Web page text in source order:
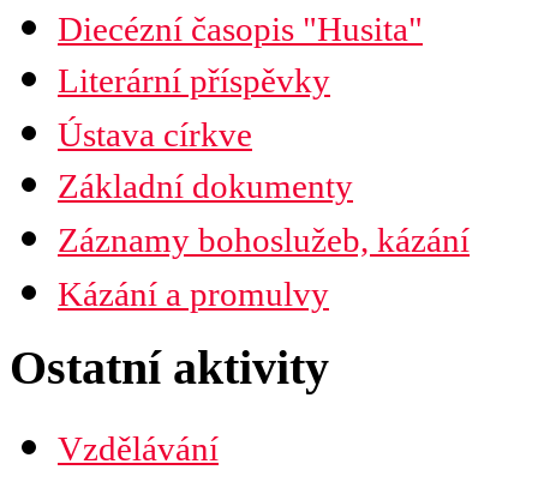
Diecézní časopis "Husita"
Předplatné
Literární příspěvky
Ústava církve
Preambule
Závěrečná ustanovení
Organizační uspořádání
Diecéze
Základní dokumenty
Záznamy bohoslužeb, kázání
Kázání a promulvy
Ostatní aktivity
Vzdělávání